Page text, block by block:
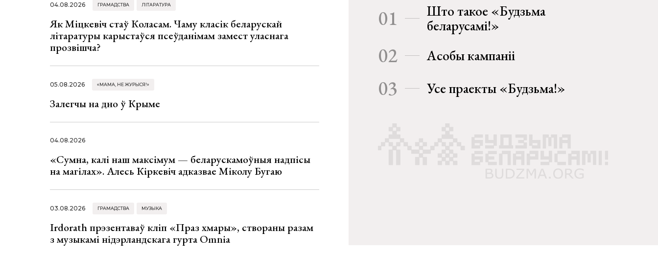
04.08.2026 ГРАМАДСТВА ЛІТАРАТУРА
Як Міцкевіч стаў Коласам. Чаму класік беларускай
літаратуры карыстаўся псеўданімам замест уласнага
прозвішча?
05.08.2026 «МАМА, НЕ ЖУРЫСЯ!»
Залегчы на дно ў Крыме
04.08.2026
«Сумна, калі наш максімум — беларускамоўныя надпісы
на магілах». Алесь Кіркевіч адказвае Міколу Бугаю
03.08.2026 ГРАМАДСТВА МУЗЫКА
Irdorath прэзентаваў кліп «Праз хмары», створаны разам
з музыкамі нідэрландскага гурта Omnia
01
Што такое «Будзьма
беларусамі!»
02 Асобы кампаніі
03 Усе праекты «Будзьма!»